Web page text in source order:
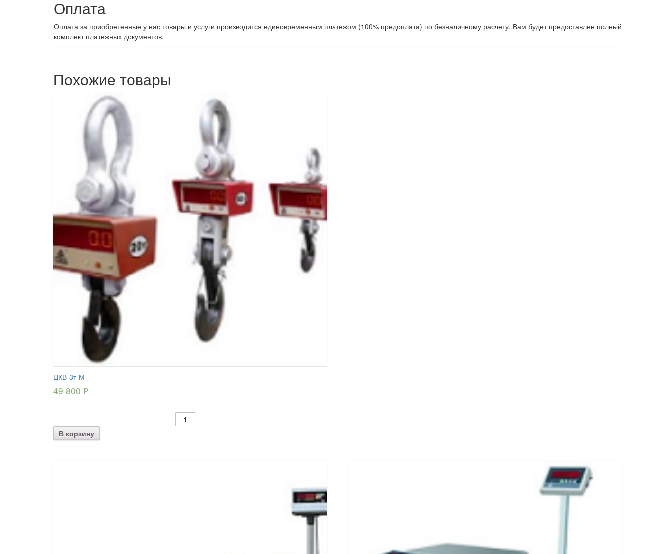
Оплата
Оплата за приобретенные у нас товары и услуги производится единовременным платежом (100% предоплата) по безналичному расчету. Вам будет предоставлен полный
комплект платежных документов.
Похожие товары
ЦКВ-3т-М
49 800 Р
В корзину